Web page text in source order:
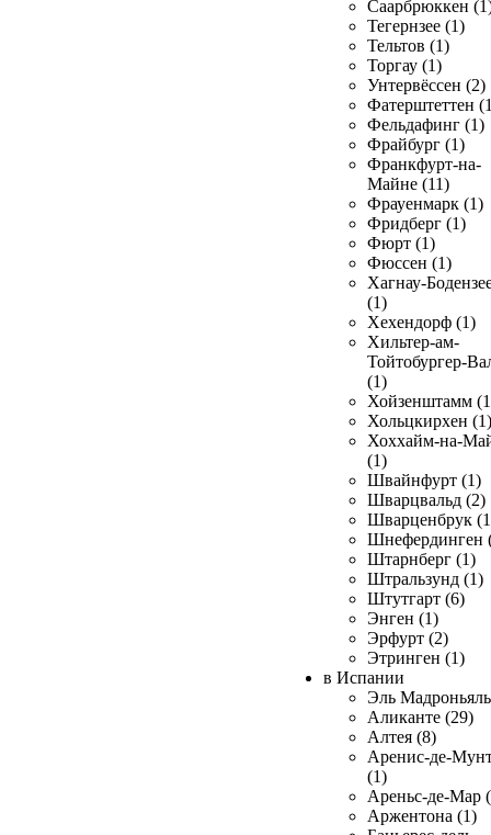
Саарбрюккен
Тегернзее (1)
Тельтов (1)
Торгау (1)
Унтервёссен (2)
Фатерштеттен
Фельдафинг (1)
Фрайбург (1)
Франкфурт-на-
Майне (11)
Фрауенмарк (1)
Фридберг (1)
Фюрт (1)
Фюссен (1)
Хагнау-
(1)
Хехендорф (1)
Хильтер-ам-
Тойтобургер-
(1)
Хойзенштамм
Хольцкирхен (1)
Хоххайм-на-
(1)
Швайнфурт (1)
Шварцвальд (2)
Шварценбрук
Шнефердинген
Штарнберг (1)
Штральзунд (1)
Штутгарт (6)
Энген (1)
Эрфурт (2)
Этринген (1)
в Испании
Эль
Аликанте (29)
Алтея (8)
Аренис-де-
(1)
Ареньс-де-Мар
Аржентона (1)